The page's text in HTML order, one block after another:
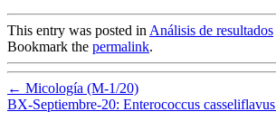
This entry was posted in Análisis de resultados
Bookmark the permalink.
← Micología (M-1/20)
BX-Septiembre-20: Enterococcus casseliflavus